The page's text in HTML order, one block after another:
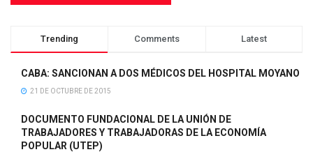
Trending Comments Latest
CABA: SANCIONAN A DOS MÉDICOS DEL HOSPITAL MOYANO
21 DE OCTUBRE DE 2015
DOCUMENTO FUNDACIONAL DE LA UNIÓN DE
TRABAJADORES Y TRABAJADORAS DE LA ECONOMÍA
POPULAR (UTEP)